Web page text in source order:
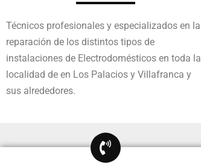
Técnicos profesionales y especializados en la
reparación de los distintos tipos de
instalaciones de Electrodomésticos en toda la
localidad de en Los Palacios y Villafranca y
sus alrededores.